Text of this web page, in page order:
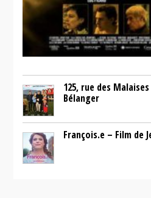
125, rue des
Bélanger
François.e – Film de